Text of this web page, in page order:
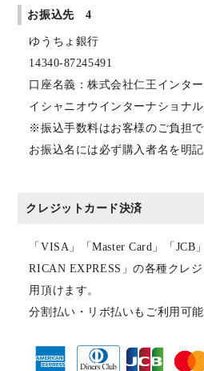
お振込先 4
ゆうちょ銀行
14340-87245491
口座名義：株式会社仁王インタ
イシャニオウインターナショナ
※振込手数料はお客様のご負担で
お振込名には必ず購入者名を明記
クレジットカード決済
「VISA」「Master Card」「JCB
RICAN EXPRESS」の各種クレ
用頂けます。
分割払い・リボ払いもご利用可能